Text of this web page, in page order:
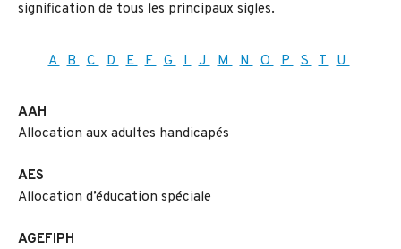
signification de tous les principaux sigles.
A B C D E F G I J M N O P S T U
AAH
Allocation aux adultes handicapés
AES
Allocation d’éducation spéciale
AGEFIPH